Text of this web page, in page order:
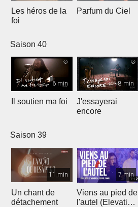
Les héros de la
foi
Parfum du Ciel
Saison 40
6 min
Il soutien ma foi
8 min
J'essayerai
encore
Saison 39
11 min
Un chant de
détachement
7 min
Viens au pied de
l'autel (Elevation